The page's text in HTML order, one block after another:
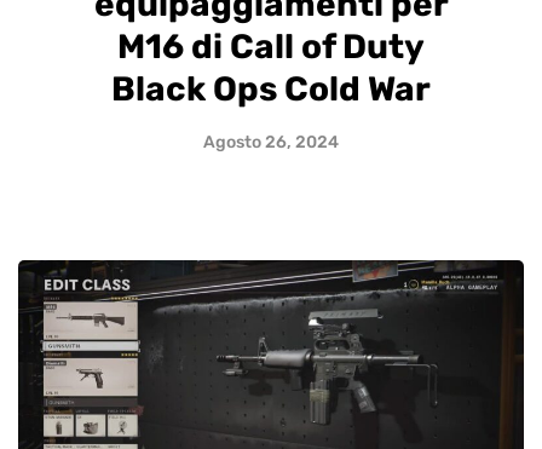
M16 di Call of Duty
Black Ops Cold War
Agosto 26, 2024